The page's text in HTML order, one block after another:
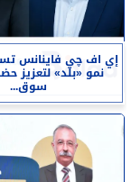
إي اف چي فاينانس
نمو «بلد» لتعزيز
سوق...